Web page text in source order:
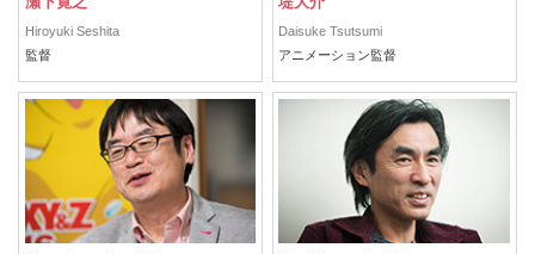
Hiroyuki Seshita
監督
Daisuke Tsutsumi
アニメーション監督